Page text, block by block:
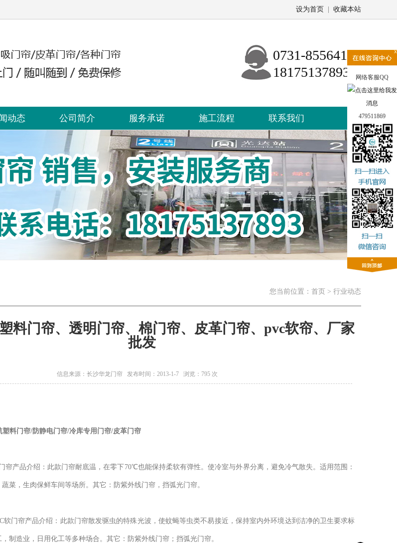
设为首页 收藏本站
0731-85564162
18175137893
动态 公司简介 服务承诺 施工流程 联系我们
您当前位置：首页 > 行业动态
料门帘、透明门帘、棉门帘、皮革门帘、pvc软帘、厂家
批发
信息来源：长沙华龙门帘 发布时间：2013-1-7 浏览： 795 次
料门帘/防静电门帘/冷库专用门帘/皮革门帘
帘产品介绍：此款门帘耐底温，在零下70℃也能保持柔软有弹性。使冷室与外界分离，避免冷气散失。适用范围：
菜，生肉保鲜车间等场所。其它：防紫外线门帘，挡弧光门帘。
软门帘产品介绍：此款门帘散发驱虫的特殊光波，使蚊蝇等虫类不易接近，保持室内外环境达到洁净的卫生要求标
制造业，日用化工等多种场合。其它：防紫外线门帘；挡弧光门帘。
网络客服QQ
479511869